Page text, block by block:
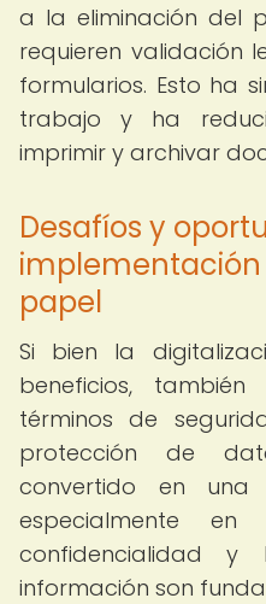
a la eliminación del
requieren validación
formularios. Esto ha
trabajo y ha
imprimir y archivar
Desafíos y
implementación
papel
Si bien la
beneficios,
términos de
protección de
convertido en una
especialmente
confidencialidad
información son